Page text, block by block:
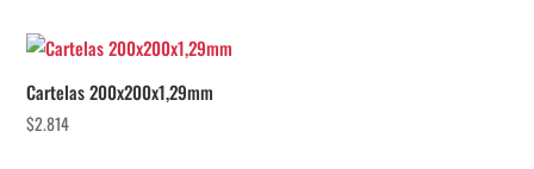
Cartelas 200x200x1,29mm
$2.814